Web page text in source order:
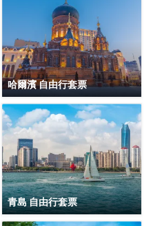
哈爾濱 自由行套票
青島 自由行套票